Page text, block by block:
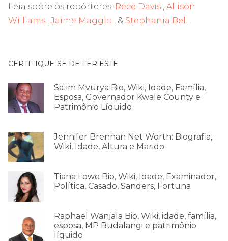
Leia sobre os repórteres: Rece Davis , Allison
Williams , Jaime Maggio , & Stephania Bell .
CERTIFIQUE-SE DE LER ESTE
Salim Mvurya Bio, Wiki, Idade, Família,
Esposa, Governador Kwale County e
Patrimônio Líquido
Jennifer Brennan Net Worth: Biografia,
Wiki, Idade, Altura e Marido
Tiana Lowe Bio, Wiki, Idade, Examinador,
Política, Casado, Sanders, Fortuna
Raphael Wanjala Bio, Wiki, idade, família,
esposa, MP Budalangi e patrimônio
líquido